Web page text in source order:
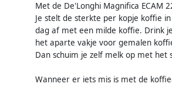
Met de De'Longhi Magnifica ECAM
Je stelt de sterkte per kopje koffie
dag af met een milde koffie. Drink
het aparte vakje voor gemalen
Dan schuim je zelf melk op met het
Wanneer er iets mis is met de